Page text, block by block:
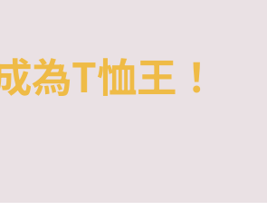
為T恤王！